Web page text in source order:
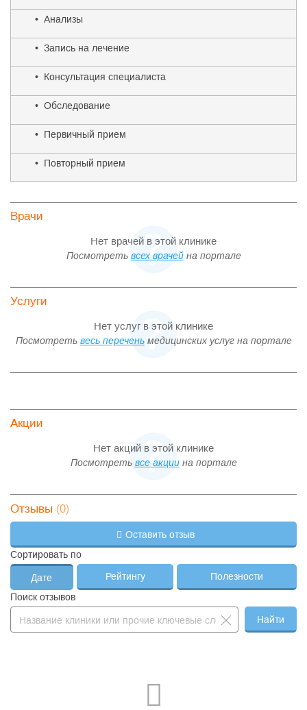
• Анализы
• Запись на лечение
• Консультация специалиста
• Обследование
• Первичный прием
• Повторный прием
Врачи
Нет врачей в этой клинике
Посмотреть всех врачейна портале
Услуги
Нет услуг в этой клинике
Посмотреть весь переченьмедицинских услуг на портале
Акции
Нет акций в этой клинике
Посмотреть все акциина портале
Отзывы (0)
Оставить отзыв
Сортировать по
Дате Рейтингу
Полезности
Поиск отзывов
Найти